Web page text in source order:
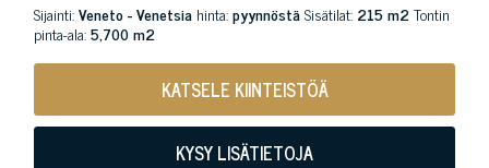
Sijainti:Veneto - Venetsia hinta:pyynnöstäSisätilat: 215 m2Tontin
pinta-ala:5,700 m2
KATSELE KIINTEISTÖÄ
KYSY LISÄTIETOJA